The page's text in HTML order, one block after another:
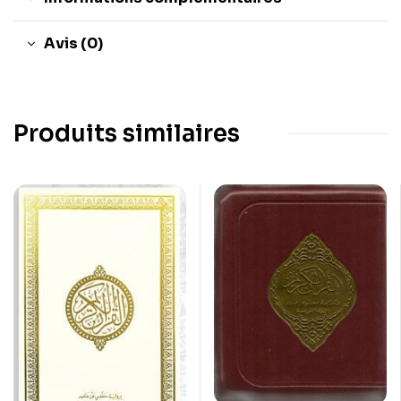
Avis (0)
Produits similaires